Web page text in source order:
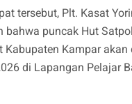
tersebut, Plt. Kasat
bahwa puncak Hut
Kabupaten Kampar akan
di Lapangan Pelajar